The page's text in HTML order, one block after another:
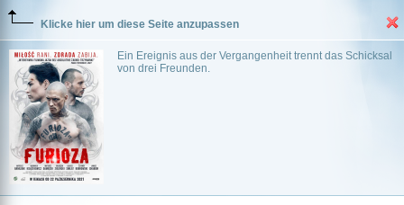
Klicke hier um diese Seite anzupassen
Ein Ereignis aus der Vergangenheit trennt das Schicksal
von drei Freunden.